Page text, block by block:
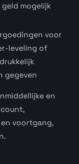
mogelijk
voor
leveling of
gegeven
en
voortgang,